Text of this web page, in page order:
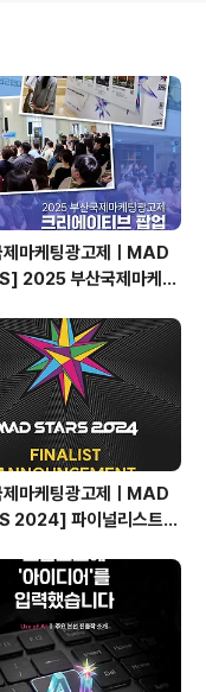
대
마케팅광고제ㅣMAD
2025 부산국제마케팅
마케팅광고제ㅣMAD
2024] 파이널리스트